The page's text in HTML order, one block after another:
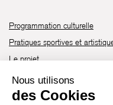
Programmation culturelle
Pratiques sportives et
Le projet
Brochure de saison 25-26
Découvrir les espaces